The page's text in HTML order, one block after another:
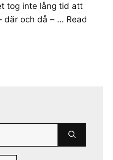
tog inte lång tid att
där och då – … Read